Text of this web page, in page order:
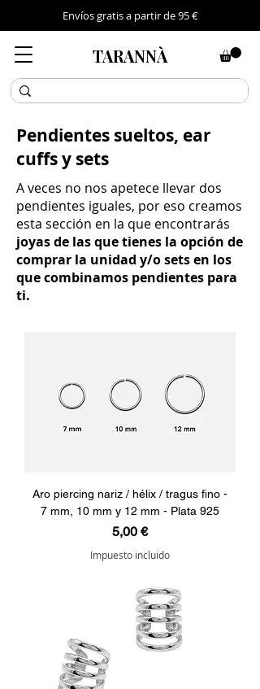
TARANNÀ
Envíos gratis a partir de 95 €
Pendientes sueltos, ear
cuffs y sets
A veces no nos apetece llevar dos
pendientes iguales, por eso creamos
esta sección en la que encontrarás
joyas de las que tienes la opción de
comprar la unidad y/o sets en los
que combinamos pendientes para
ti.
Aro piercing nariz / hélix / tragus fino -
7 mm, 10 mm y 12 mm - Plata 925
Precio
5,00 €
Impuesto incluido